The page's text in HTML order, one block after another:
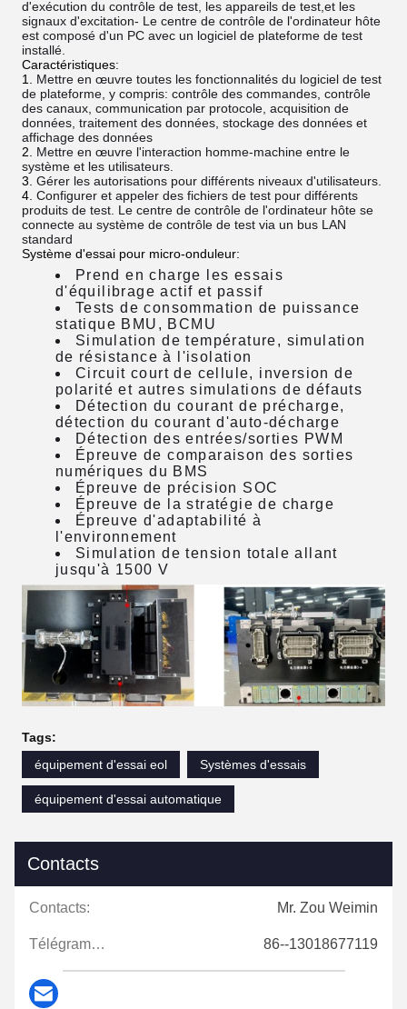
d'exécution du contrôle de test, les appareils de test,et les
signaux d'excitation- Le centre de contrôle de l'ordinateur hôte
est composé d'un PC avec un logiciel de plateforme de test
installé.
Caractéristiques:
Mettre en œuvre toutes les fonctionnalités du logiciel de test
de plateforme, y compris: contrôle des commandes, contrôle
des canaux, communication par protocole, acquisition de
données, traitement des données, stockage des données et
affichage des données
Mettre en œuvre l'interaction homme-machine entre le
système et les utilisateurs.
Gérer les autorisations pour différents niveaux d'utilisateurs.
Configurer et appeler des fichiers de test pour différents
produits de test. Le centre de contrôle de l'ordinateur hôte se
connecte au système de contrôle de test via un bus LAN
standard
Système d'essai pour micro-onduleur:
Prend en charge les essais
d'équilibrage actif et passif
Tests de consommation de puissance
statique BMU, BCMU
Simulation de température, simulation
de résistance à l'isolation
Circuit court de cellule, inversion de
polarité et autres simulations de défauts
Détection du courant de précharge,
détection du courant d'auto-décharge
Détection des entrées/sorties PWM
Épreuve de comparaison des sorties
numériques du BMS
Épreuve de précision SOC
Épreuve de la stratégie de charge
Épreuve d'adaptabilité à
l'environnement
Simulation de tension totale allant
jusqu'à 1500 V
Tags:
équipement d'essai eol
Systèmes d'essais
équipement d'essai automatique
Contacts
Contacts: Mr. Zou Weimin
Télégramme: 86--13018677119